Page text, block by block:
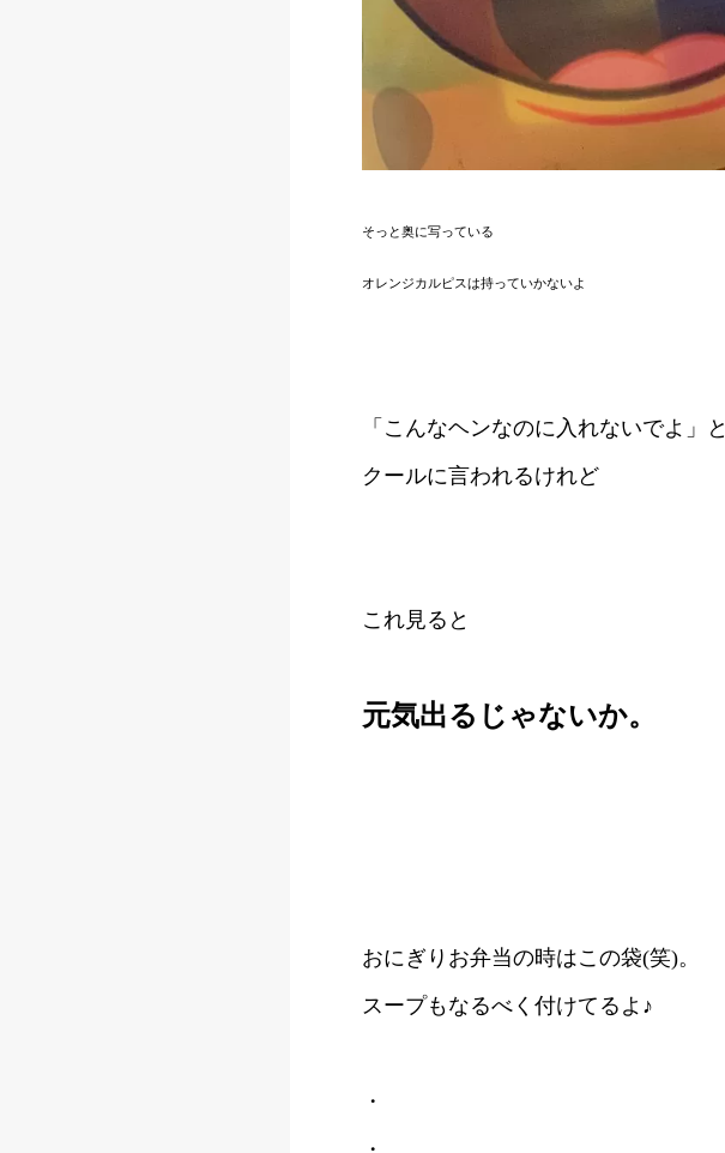
そっと奥に写っている
オレンジカルピスは持っていかないよ
「こんなヘンなのに入れないでよ」と
クールに言われるけれど
これ見ると
元気出るじゃないか。
おにぎりお弁当の時はこの袋(笑)。
スープもなるべく付けてるよ♪
・